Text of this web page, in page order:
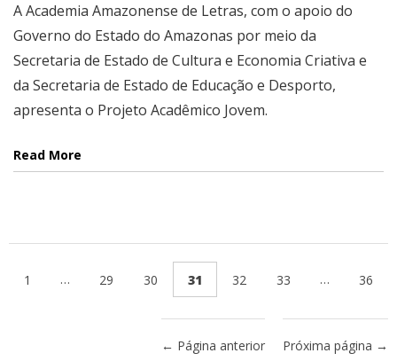
A Academia Amazonense de Letras, com o apoio do
Governo do Estado do Amazonas por meio da
Secretaria de Estado de Cultura e Economia Criativa e
da Secretaria de Estado de Educação e Desporto,
apresenta o Projeto Acadêmico Jovem.
Read More
1 … 29 30 31 32 33 … 36
← Página anterior Próxima página →